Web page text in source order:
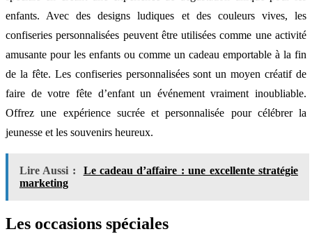
enfants. Avec des designs ludiques et des couleurs vives, les
confiseries personnalisées peuvent être utilisées comme une activité
amusante pour les enfants ou comme un cadeau emportable à la fin
de la fête. Les confiseries personnalisées sont un moyen créatif de
faire de votre fête d’enfant un événement vraiment inoubliable.
Offrez une expérience sucrée et personnalisée pour célébrer la
jeunesse et les souvenirs heureux.
Lire Aussi :
Le cadeau d’affaire : une excellente stratégie
marketing
Les occasions spéciales